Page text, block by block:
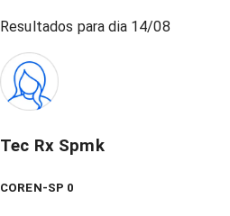
Resultados para dia 14/08
Tec Rx Spmk
COREN-SP 0